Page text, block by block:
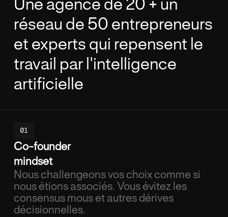
réseau de 50 entrepreneurs
et experts qui repensent le
travail par l'intelligence
artificielle
01
Co-founder
mindset
Nous challengeons vos choix comme si
nous étions associés. Vous évitez les
consensus mous et autres dérives
décisionnelles.